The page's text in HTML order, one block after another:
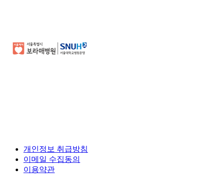
개인정보 취급방침
이메일 수집동의
이용약관